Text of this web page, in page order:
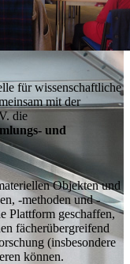
für wissenschaftliche
mit der
die
und
Objekten und
-methoden und -
Plattform geschaffen,
fächerübergreifend
(insbesondere
können.